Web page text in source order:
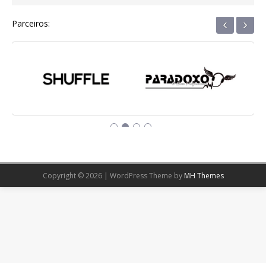
Parceiros: ‹ ›
Copyright © 2026 | WordPress Theme by MH Themes